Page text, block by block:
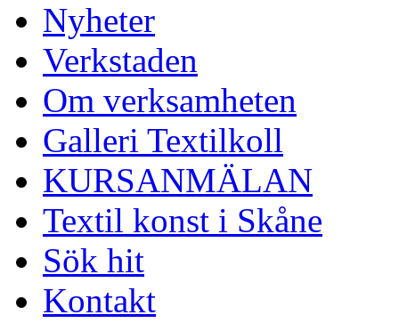
Nyheter
Verkstaden
Om verksamheten
Galleri Textilkoll
KURSANMÄLAN
Textil konst i Skåne
Sök hit
Kontakt